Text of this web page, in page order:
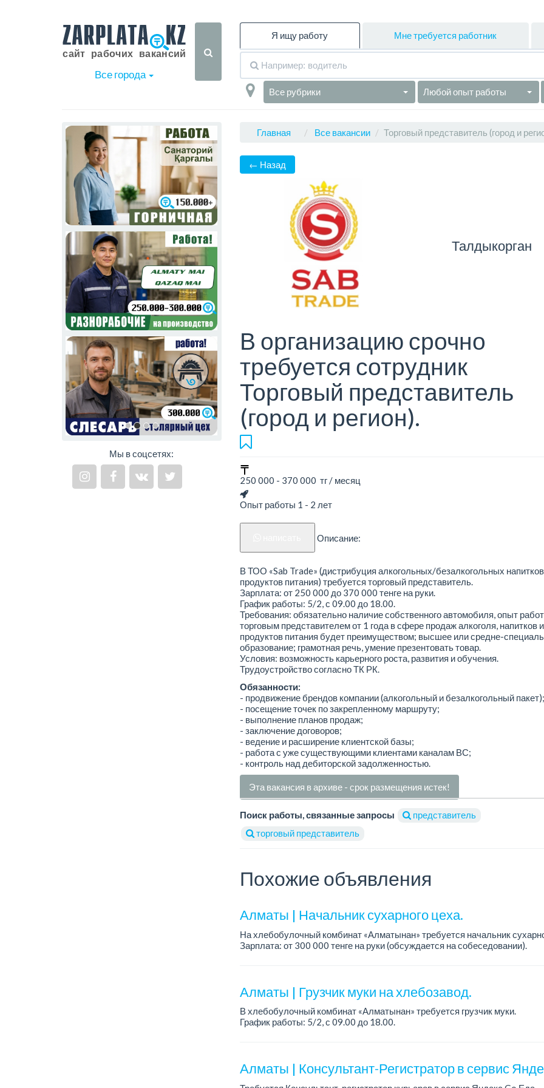
Все города
Я ищу работу Мне требуется работник
Все рубрики Любой опыт работы
Мы в соцсетях:
Главная Все вакансии Торговый представитель (город и
← Назад
Талдыкорган
В организацию срочно
требуется сотрудник
Торговый представитель
(город и регион).
250 000 - 370 000 тг / месяц
Опыт работы 1 - 2 лет
Описание:
В ТОО «Sab Trade» (дистрибуция алкогольных/безалкогольных
продуктов питания) требуется торговый представитель.
Зарплата: от 250 000 до 370 000 тенге на руки.
График работы: 5/2, с 09.00 до 18.00.
Требования: обязательно наличие собственного автомобиля, опыт
торговым представителем от 1 года в сфере продаж алкоголя, напитков и
продуктов питания будет преимуществом; высшее или средне-
образование; грамотная речь, умение презентовать товар.
Условия: возможность карьерного роста, развития и обучения.
Трудоустройство согласно ТК РК.
Обязанности:
- продвижение брендов компании (алкогольный и безалкогольный пакет);
- посещение точек по закрепленному маршруту;
- выполнение планов продаж;
- заключение договоров;
- ведение и расширение клиентской базы;
- работа с уже существующими клиентами каналам ВС;
- контроль над дебиторской задолженностью.
Эта вакансия в архиве - срок размещения истек!
Поиск работы, связанные запросы
представитель
торговый представитель
Похожие объявления
Алматы | Начальник сухарного цеха.
На хлебобулочный комбинат «Алматынан» требуется начальник
Зарплата: от 300 000 тенге на руки (обсуждается на собеседовании).
Алматы | Грузчик муки на хлебозавод.
В хлебобулочный комбинат «Алматынан» требуется грузчик муки.
График работы: 5/2, с 09.00 до 18.00.
Алматы | Консультант-Регистратор в сервис